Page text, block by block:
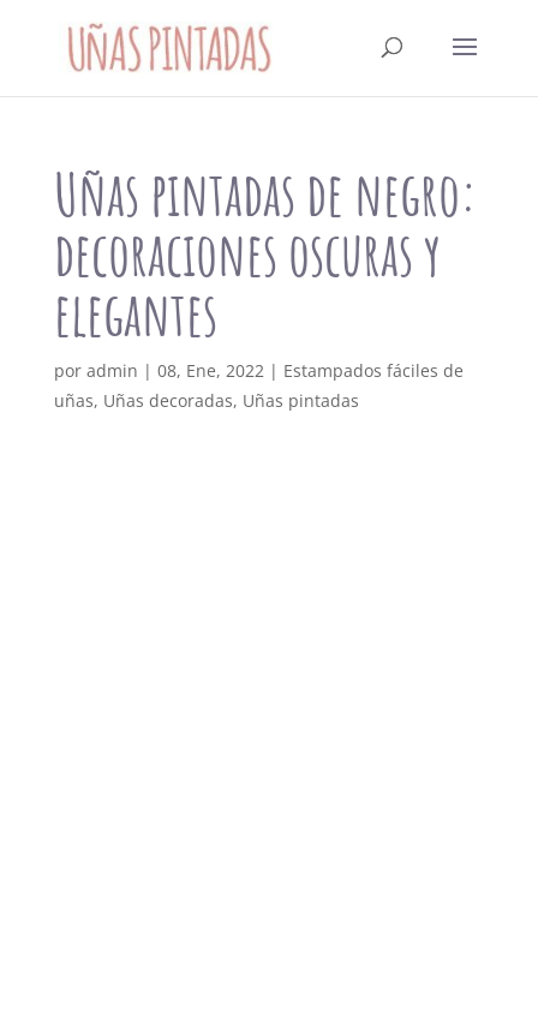
Uñas pintadas de negro:
decoraciones oscuras y
elegantes
por admin | 08, Ene, 2022| Estampados fáciles de
uñas, Uñas decoradas, Uñas pintadas